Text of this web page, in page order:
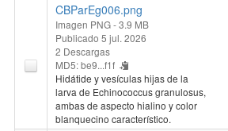
CBParEg006.png
Imagen PNG- 3.9 MB
Publicado 5 jul. 2026
2 Descargas
MD5: be9...f1f
Hidátide y vesículas hijas de la
larva de Echinococcus granulosus,
ambas de aspecto hialino y color
blanquecino característico.